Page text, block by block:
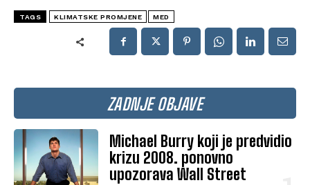
ZADNJE OBJAVE
Michael Burry koji je predvidio
krizu 2008. ponovno
upozorava Wall Street
TAGS KLIMATSKE PROMJENE MED